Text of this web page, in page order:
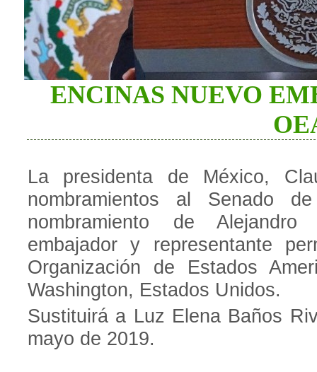
ENCINAS NUEVO
La presidenta de México,
nombramientos al Senado
nombramiento de
embajador y representante
Organización de Estados
Washington, Estados Unidos.
Sustituirá a Luz Elena Baños
mayo de 2019.